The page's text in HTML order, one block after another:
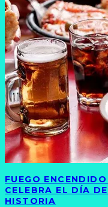
FUEGO
CELEBRA EL DÍA
HISTORIA